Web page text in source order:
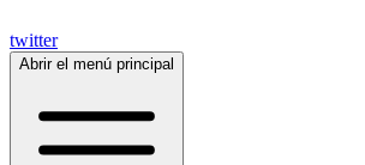
twitter
Abrir el menú principal